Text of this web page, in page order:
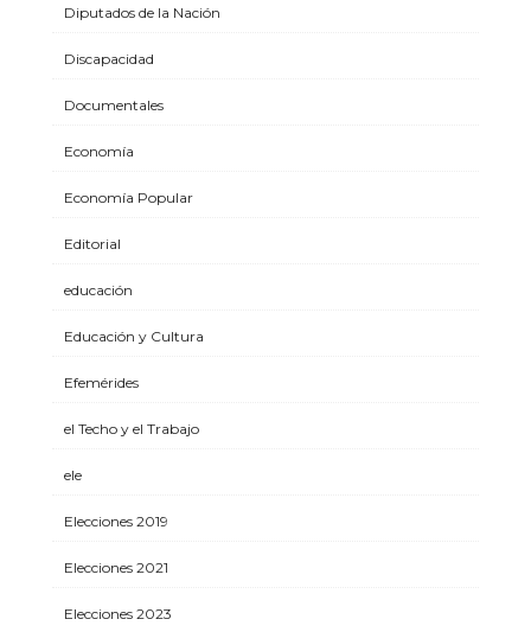
Diputados de la Nación
Discapacidad
Documentales
Economía
Economía Popular
Editorial
educación
Educación y Cultura
Efemérides
el Techo y el Trabajo
ele
Elecciones 2019
Elecciones 2021
Elecciones 2023